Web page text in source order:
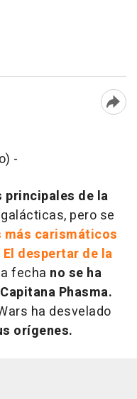
-
principales de la
pero se
más carismáticos
despertar de la
fecha no se ha
Phasma.
ha desvelado
orígenes.